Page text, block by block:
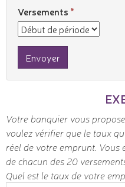
Versements
Envoyer
Votre banquier vous
voulez vérifier que le taux
réel de votre emprunt.
de chacun des 20
Quel est le taux de votre